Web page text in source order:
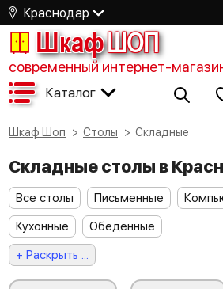
Краснодар
ШкафШОП
современный интернет-
Каталог
Шкаф Шоп Столы Складные
Складные столы в
Все столы Письменные
Кухонные
Обеденные
+ Раскрыть ...